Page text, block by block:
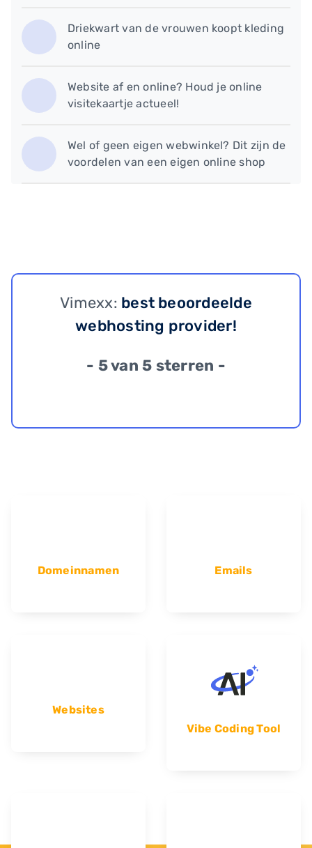
​Driekwart van de vrouwen koopt kleding
online
Website af en online? Houd je online
visitekaartje actueel!
​Wel of geen eigen webwinkel? Dit zijn de
voordelen van een eigen online shop
Vimexx: best beoordeelde
webhosting provider!
- 5 van 5 sterren -
Domeinnamen Emails
Websites
Vibe Coding Tool